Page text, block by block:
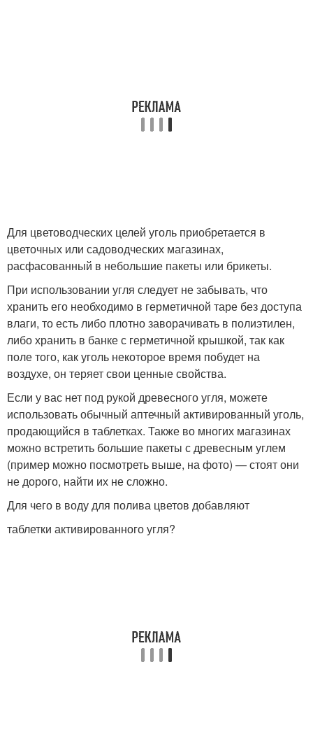
Для цветоводческих целей уголь приобретается в
цветочных или садоводческих магазинах,
расфасованный в небольшие пакеты или брикеты.
При использовании угля следует не забывать, что
хранить его необходимо в герметичной таре без доступа
влаги, то есть либо плотно заворачивать в полиэтилен,
либо хранить в банке с герметичной крышкой, так как
поле того, как уголь некоторое время побудет на
воздухе, он теряет свои ценные свойства.
Если у вас нет под рукой древесного угля, можете
использовать обычный аптечный активированный уголь,
продающийся в таблетках. Также во многих магазинах
можно встретить большие пакеты с древесным углем
(пример можно посмотреть выше, на фото) — стоят они
не дорого, найти их не сложно.
Для чего в воду для полива цветов добавляют
таблетки активированного угля?